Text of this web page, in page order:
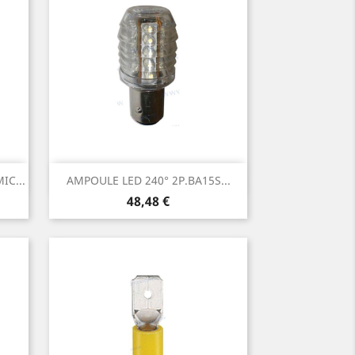
AMPOULE LED 240° 2P.BA15S...
Prix
48,48 €
Aperçu rapide